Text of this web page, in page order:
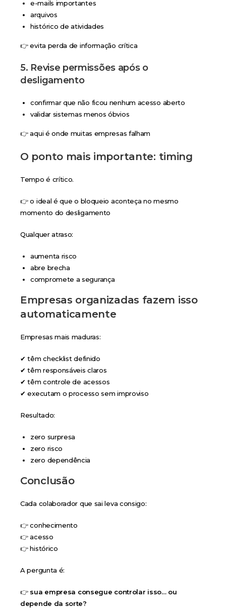
e-mails importantes
arquivos
histórico de atividades
👉 evita perda de informação crítica
5. Revise permissões após o
desligamento
confirmar que não ficou nenhum acesso aberto
validar sistemas menos óbvios
👉 aqui é onde muitas empresas falham
O ponto mais importante: timing
Tempo é crítico.
👉 o ideal é que o bloqueio aconteça no mesmo
momento do desligamento
Qualquer atraso:
aumenta risco
abre brecha
compromete a segurança
Empresas organizadas fazem isso
automaticamente
Empresas mais maduras:
✔ têm checklist definido
✔ têm responsáveis claros
✔ têm controle de acessos
✔ executam o processo sem improviso
Resultado:
zero surpresa
zero risco
zero dependência
Conclusão
Cada colaborador que sai leva consigo:
👉 conhecimento
👉 acesso
👉 histórico
A pergunta é:
👉 sua empresa consegue controlar isso… ou
depende da sorte?